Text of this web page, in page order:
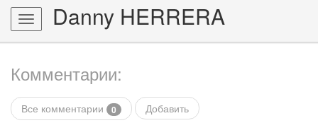
Toggle
navigation
Danny HERRERA
Комментарии:
Все комментарии 0 Добавить